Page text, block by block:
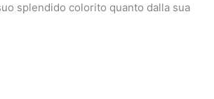
splendido colorito quanto dalla sua